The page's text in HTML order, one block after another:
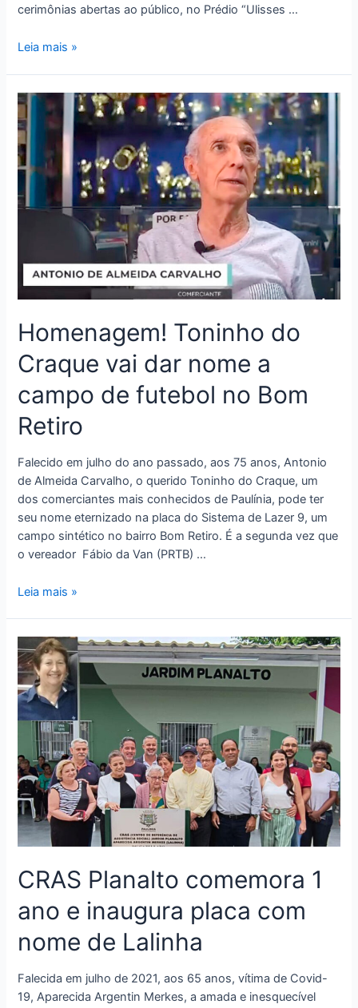
cerimônias abertas ao público, no Prédio “Ulisses …
Leia mais »
Homenagem! Toninho do
Craque vai dar nome a
campo de futebol no Bom
Retiro
Falecido em julho do ano passado, aos 75 anos, Antonio
de Almeida Carvalho, o querido Toninho do Craque, um
dos comerciantes mais conhecidos de Paulínia, pode ter
seu nome eternizado na placa do Sistema de Lazer 9, um
campo sintético no bairro Bom Retiro. É a segunda vez que
o vereador Fábio da Van (PRTB) …
Leia mais »
CRAS Planalto comemora 1
ano e inaugura placa com
nome de Lalinha
Falecida em julho de 2021, aos 65 anos, vítima de Covid-
19, Aparecida Argentin Merkes, a amada e inesquecível